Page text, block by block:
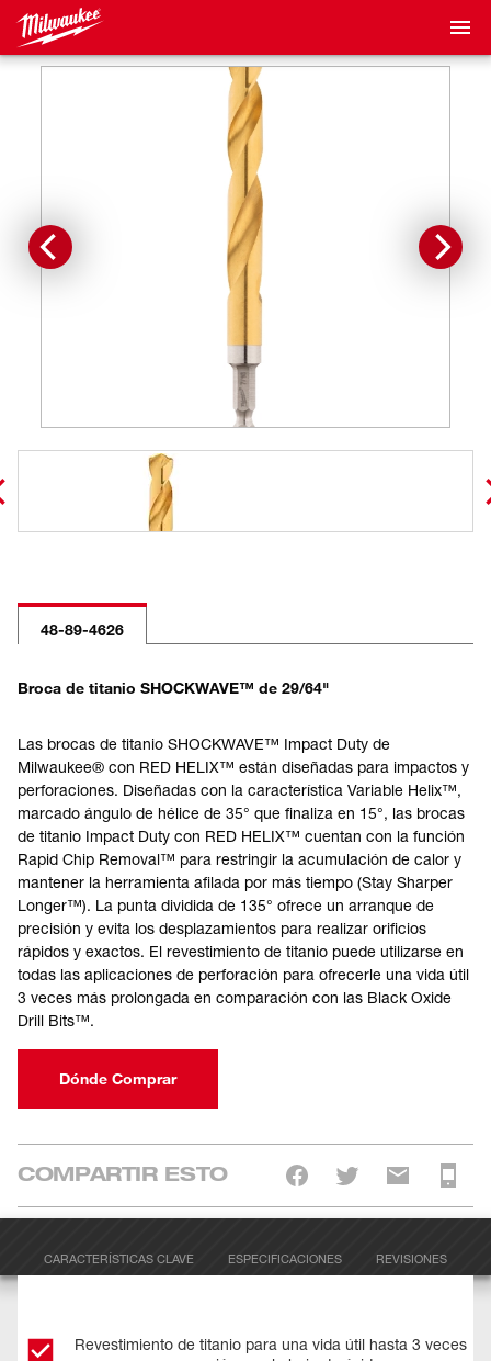
48-89-4626
Broca de titanio SHOCKWAVE™ de 29/64"
Las brocas de titanio SHOCKWAVE™ Impact Duty de
Milwaukee® con RED HELIX™ están diseñadas para impactos y
perforaciones. Diseñadas con la característica Variable Helix™,
marcado ángulo de hélice de 35° que finaliza en 15°, las brocas
de titanio Impact Duty con RED HELIX™ cuentan con la función
Rapid Chip Removal™ para restringir la acumulación de calor y
mantener la herramienta afilada por más tiempo (Stay Sharper
Longer™). La punta dividida de 135° ofrece un arranque de
precisión y evita los desplazamientos para realizar orificios
rápidos y exactos. El revestimiento de titanio puede utilizarse en
todas las aplicaciones de perforación para ofrecerle una vida útil
3 veces más prolongada en comparación con las Black Oxide
Drill Bits™.
Dónde Comprar
COMPARTIR ESTO
CARACTERÍSTICAS CLAVE ESPECIFICACIONES REVISIONES
Revestimiento de titanio para una vida útil hasta 3 veces